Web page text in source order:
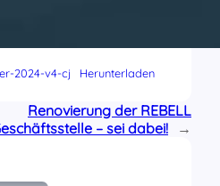
2024-v4-cj Herunterladen
Renovierung der REBELL
– sei dabei!
→